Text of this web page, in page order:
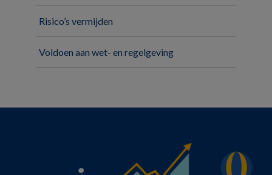
Risico’s vermijden
Voldoen aan wet- en regelgeving